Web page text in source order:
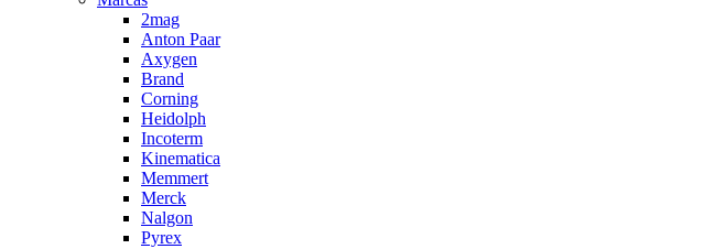
2mag
Anton Paar
Axygen
Brand
Corning
Heidolph
Incoterm
Kinematica
Memmert
Merck
Nalgon
Pyrex